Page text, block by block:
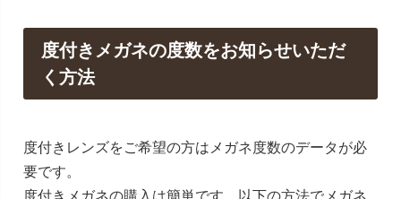
度付きメガネの度数をお知らせいただ
く方法
度付きレンズをご希望の方はメガネ度数のデータが必
要です。